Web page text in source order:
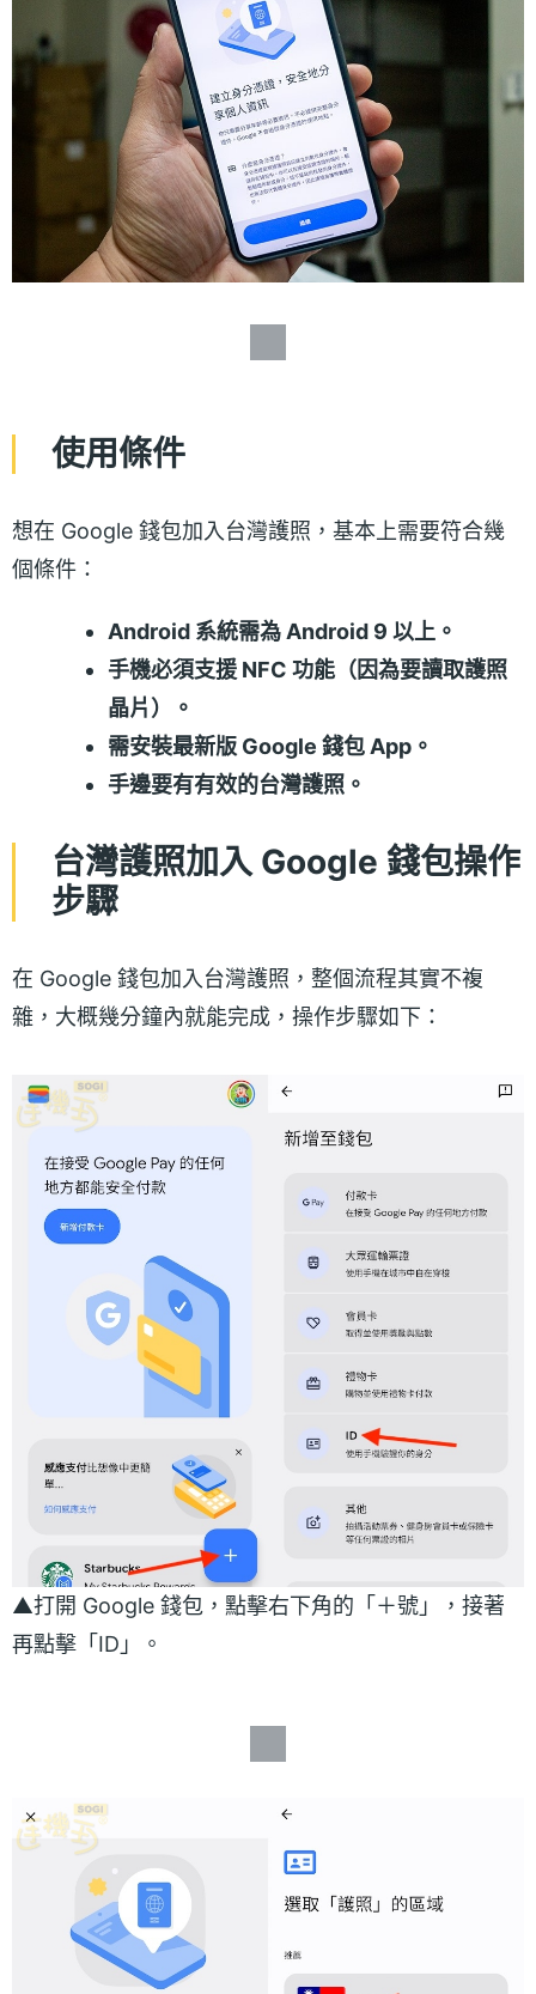
使用條件
想在 Google 錢包加入台灣護照，基本上需要符合幾
個條件：
Android 系統需為 Android 9 以上。
手機必須支援 NFC 功能（因為要讀取護照
晶片）。
需安裝最新版 Google 錢包 App。
手邊要有有效的台灣護照。
台灣護照加入 Google 錢包操作
步驟
在 Google 錢包加入台灣護照，整個流程其實不複
雜，大概幾分鐘內就能完成，操作步驟如下：
▲打開 Google 錢包，點擊右下角的「＋號」，接著
再點擊「ID」。